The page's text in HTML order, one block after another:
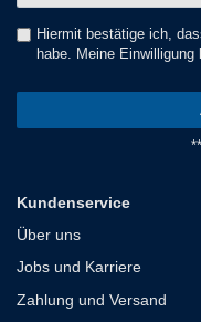
Hiermit bestätige ich,
habe. Meine
Kundenservice
Über uns
Jobs und Karriere
Zahlung und Versand